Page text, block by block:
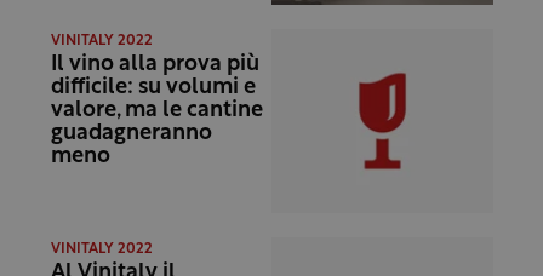
VINITALY 2022
Il vino alla prova più
difficile: su volumi e
valore, ma le cantine
guadagneranno
meno
VINITALY 2022